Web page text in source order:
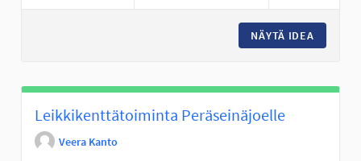
NÄYTÄ IDEA
Leikkikenttätoiminta Peräseinäjoelle
Veera Kanto